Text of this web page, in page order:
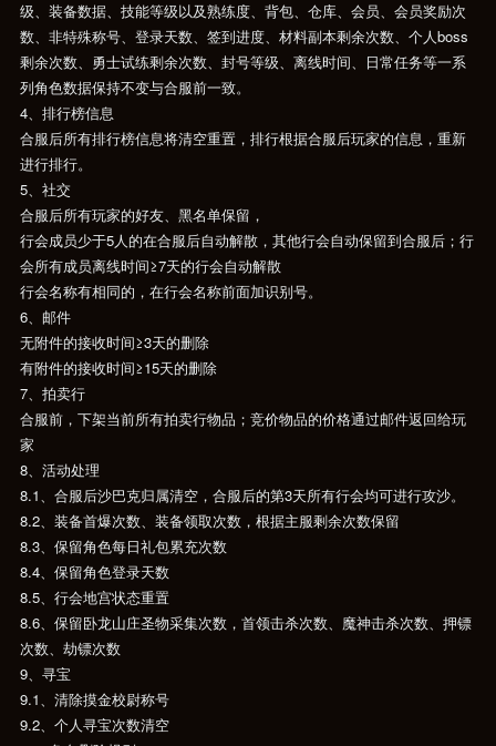
级、装备数据、技能等级以及熟练度、背包、仓库、会员、会员奖励次
数、非特殊称号、登录天数、签到进度、材料副本剩余次数、个人boss
剩余次数、勇士试练剩余次数、封号等级、离线时间、日常任务等一系
列角色数据保持不变与合服前一致。
4、排行榜信息
合服后所有排行榜信息将清空重置，排行根据合服后玩家的信息，重新
进行排行。
5、社交
合服后所有玩家的好友、黑名单保留，
行会成员少于5人的在合服后自动解散，其他行会自动保留到合服后；行
会所有成员离线时间≥7天的行会自动解散
行会名称有相同的，在行会名称前面加识别号。
6、邮件
无附件的接收时间≥3天的删除
有附件的接收时间≥15天的删除
7、拍卖行
合服前，下架当前所有拍卖行物品；竞价物品的价格通过邮件返回给玩
家
8、活动处理
8.1、合服后沙巴克归属清空，合服后的第3天所有行会均可进行攻沙。
8.2、装备首爆次数、装备领取次数，根据主服剩余次数保留
8.3、保留角色每日礼包累充次数
8.4、保留角色登录天数
8.5、行会地宫状态重置
8.6、保留卧龙山庄圣物采集次数，首领击杀次数、魔神击杀次数、押镖
次数、劫镖次数
9、寻宝
9.1、清除摸金校尉称号
9.2、个人寻宝次数清空